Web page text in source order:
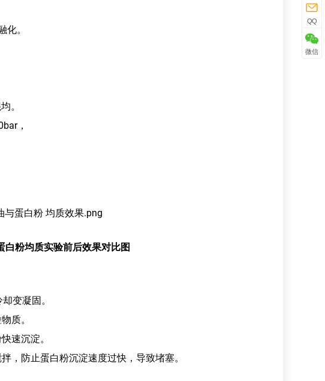
。
。
，
白粉均质实验前后效果对比图
变凝固。
质。
速沉淀。
防止蛋白粉沉淀速度过快，导致堵塞。
QQ
微信